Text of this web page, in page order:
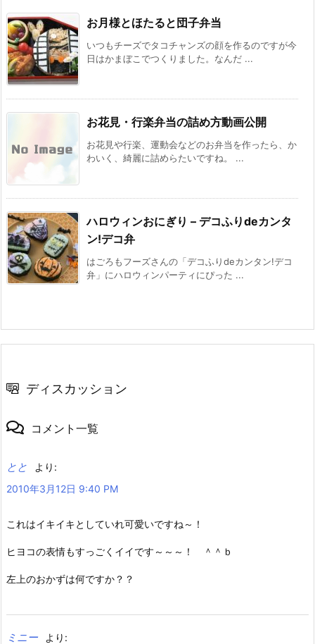
お月様とほたると団子弁当
いつもチーズでタコチャンズの顔を作るのですが今
日はかまぼこでつくりました。なんだ ...
お花見・行楽弁当の詰め方動画公開
お花見や行楽、運動会などのお弁当を作ったら、か
わいく、綺麗に詰めらたいですね。 ...
ハロウィンおにぎり – デコふりdeカンタ
ン!デコ弁
はごろもフーズさんの「デコふりdeカンタン!デコ
弁」にハロウィンパーティにぴった ...
ディスカッション
コメント一覧
とと
より:
2010年3月12日 9:40 PM
これはイキイキとしていれ可愛いですね～！
ヒヨコの表情もすっごくイイです～～～！ ＾＾ｂ
左上のおかずは何ですか？？
ミニー
より: